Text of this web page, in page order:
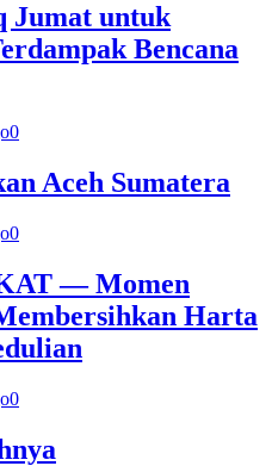
Jumat untuk
Bencana
0
Aceh Sumatera
0
— Momen
Harta
0